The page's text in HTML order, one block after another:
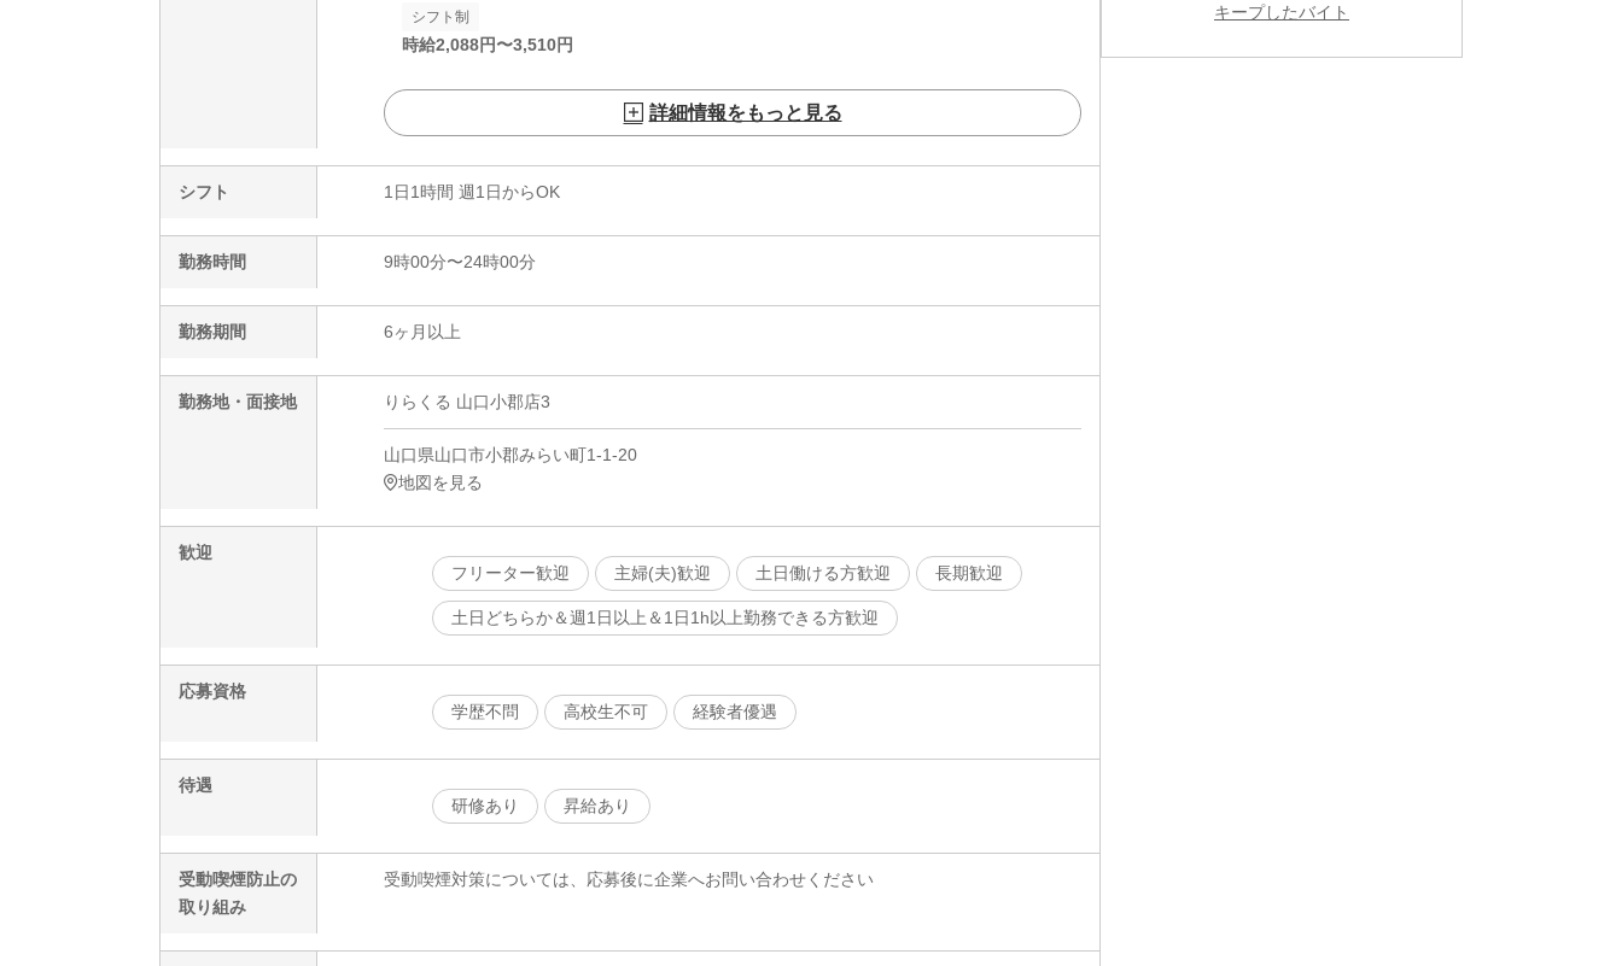
シフト制
時給2,088円〜3,510円
詳細情報をもっと見る
シフト 1日1時間 週1日からOK
勤務時間 9時00分〜24時00分
勤務期間 6ヶ月以上
勤務地・面接地 りらくる 山口小郡店3
山口県山口市小郡みらい町1-1-20
地図を見る
歓迎
フリーター歓迎
主婦(夫)歓迎 土日働ける方歓迎 長期歓迎
土日どちらか＆週1日以上＆1日1h以上勤務できる方歓迎
応募資格
学歴不問
高校生不可 経験者優遇
待遇
研修あり
昇給あり
受動喫煙防止の
取り組み
受動喫煙対策については、応募後に企業へお問い合わせください
キープしたバイト